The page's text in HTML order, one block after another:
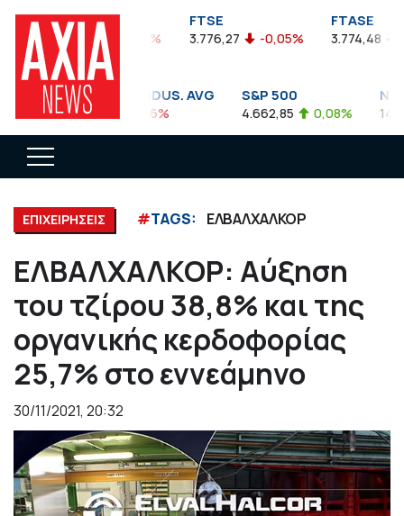
FTSEA
899,47 -0,04%
FTSE
3.776,27 -0,05%
FTASE
3.774,48 -
DOW JONES INDUS. AVG
35.911,81 -0,56%
S&P 500
4.662,85 0,08%
ΕΠΙΧΕΙΡΗΣΕΙΣ #TAGS: ΕΛΒΑΛΧΑΛΚΟΡ
ΕΛΒΑΛΧΑΛΚΟΡ: Αύξηση
του τζίρου 38,8% και της
οργανικής κερδοφορίας
25,7% στο εννεάμηνο
30/11/2021, 20:32